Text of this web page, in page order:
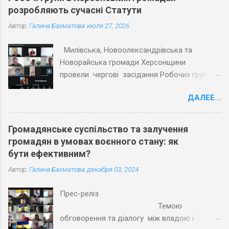
розробляють сучасні Статути
Автор: Галина Бахматова июля 27, 2026
Милівська, Новоолександрівська та
Новорайська громади Херсонщини
провели чергові засідання Робочих груп з
політичних і соціальних досліджень
(ПЦПСД) та з активістами громад, які
Статутів. Під час планових засідань
Робочих груп відповідно до графіку
громадам Херсонської області в розробці
напрацьовані тексти першої половини
змістовної частини Статутів трьох громад.
Активісти обраних громад разом з
ДАЛЕЕ...
Громадянське суспільство та залучення
громадян в умовах воєнного стану: як
бути ефективним?
Автор: Галина Бахматова декабря 03, 2024
Прес-реліз
Темою
обговорення та діалогу між владою і